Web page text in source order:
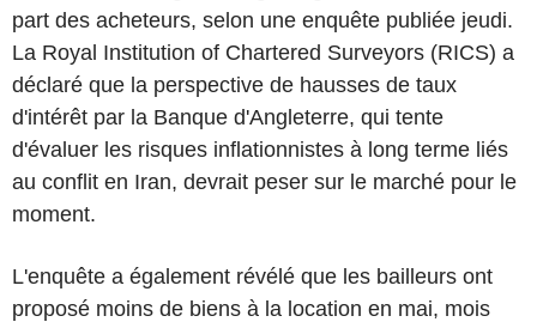
part des acheteurs, selon une enquête publiée jeudi.
La Royal Institution of Chartered Surveyors (RICS) a
déclaré que la perspective de hausses de taux
d'intérêt par la Banque d'Angleterre, qui tente
d'évaluer les risques inflationnistes à long terme liés
au conflit en Iran, devrait peser sur le marché pour le
moment.
L'enquête a également révélé que les bailleurs ont
proposé moins de biens à la location en mai, mois